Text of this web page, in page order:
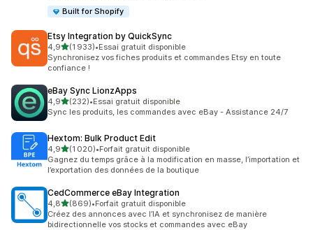
Built for Shopify
Etsy Integration by QuickSync
4,9étoile(s) sur 5
(1 933)
1933 avis au total
•Essai gratuit disponible
Synchronisez vos fiches produits et commandes Etsy en toute
confiance !
eBay Sync LionzApps
4,9étoile(s) sur 5
(232)
232 avis au total
•Essai gratuit disponible
Sync les produits, les commandes avec eBay - Assistance 24/7
Hextom: Bulk Product Edit
4,9étoile(s) sur 5
(1 020)
1020 avis au total
•Forfait gratuit disponible
Gagnez du temps grâce à la modification en masse, l’importation et
l’exportation des données de la boutique
CedCommerce eBay Integration
4,8étoile(s) sur 5
(869)
869 avis au total
•Forfait gratuit disponible
Créez des annonces avec l’IA et synchronisez de manière
bidirectionnelle vos stocks et commandes avec eBay